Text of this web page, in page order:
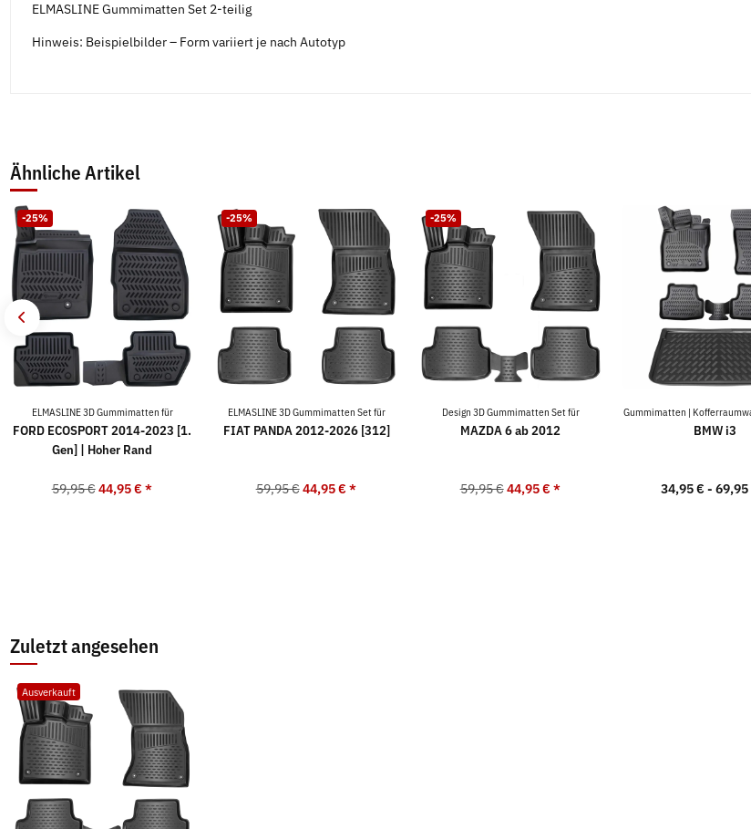
ELMASLINE Gummimatten Set 2-teilig
Hinweis: Beispielbilder – Form variiert je nach Autotyp
Ähnliche Artikel
-25%
ELMASLINE 3D Gummimatten für
FORD ECOSPORT 2014-2023 [1.
Gen] | Hoher Rand
59,95 € 44,95 €*
-25%
ELMASLINE 3D Gummimatten Set für
FIAT PANDA 2012-2026 [312]
59,95 € 44,95 €*
-25%
Design 3D Gummimatten Set für
MAZDA 6 ab 2012
59,95 € 44,95 €*
Gummimatten |
BMW i3
34,95 € - 69,95
Zuletzt angesehen
Ausverkauft